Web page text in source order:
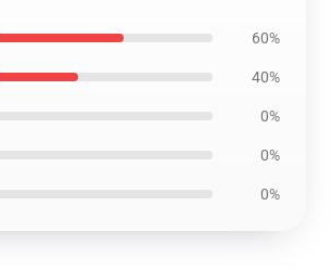
60%
40%
0%
0%
0%